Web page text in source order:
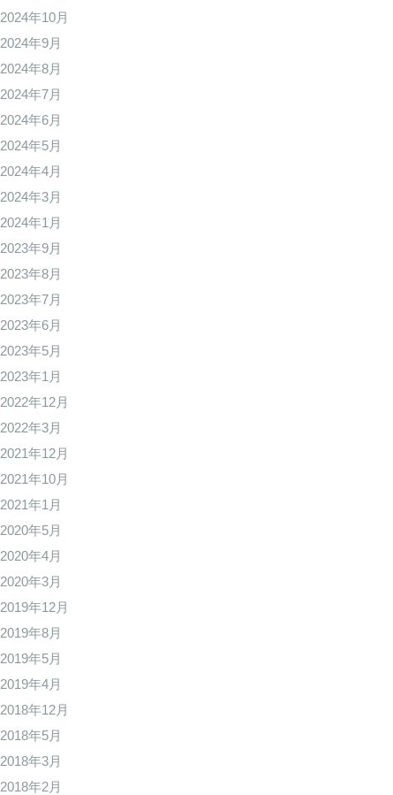
2024年10月
2024年9月
2024年8月
2024年7月
2024年6月
2024年5月
2024年4月
2024年3月
2024年1月
2023年9月
2023年8月
2023年7月
2023年6月
2023年5月
2023年1月
2022年12月
2022年3月
2021年12月
2021年10月
2021年1月
2020年5月
2020年4月
2020年3月
2019年12月
2019年8月
2019年5月
2019年4月
2018年12月
2018年5月
2018年3月
2018年2月